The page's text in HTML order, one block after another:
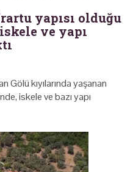
yapısı olduğu
ve yapı
Gölü kıyılarında yaşanan
iskele ve bazı yapı